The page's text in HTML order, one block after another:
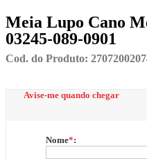
Meia Lupo Cano
03245-089-0901
Cod. do Produto:
Avise-me quando chegar
Nome*: